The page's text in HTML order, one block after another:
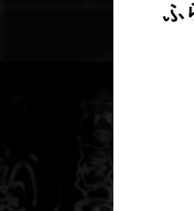
ふ